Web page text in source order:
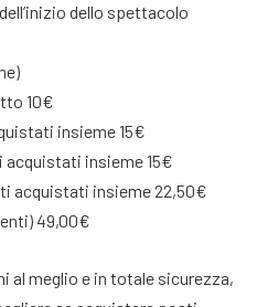
dello spettacolo
10€
insieme 15€
acquistati insieme 15€
acquistati insieme 22,50€
49,00€
al meglio e in totale sicurezza,